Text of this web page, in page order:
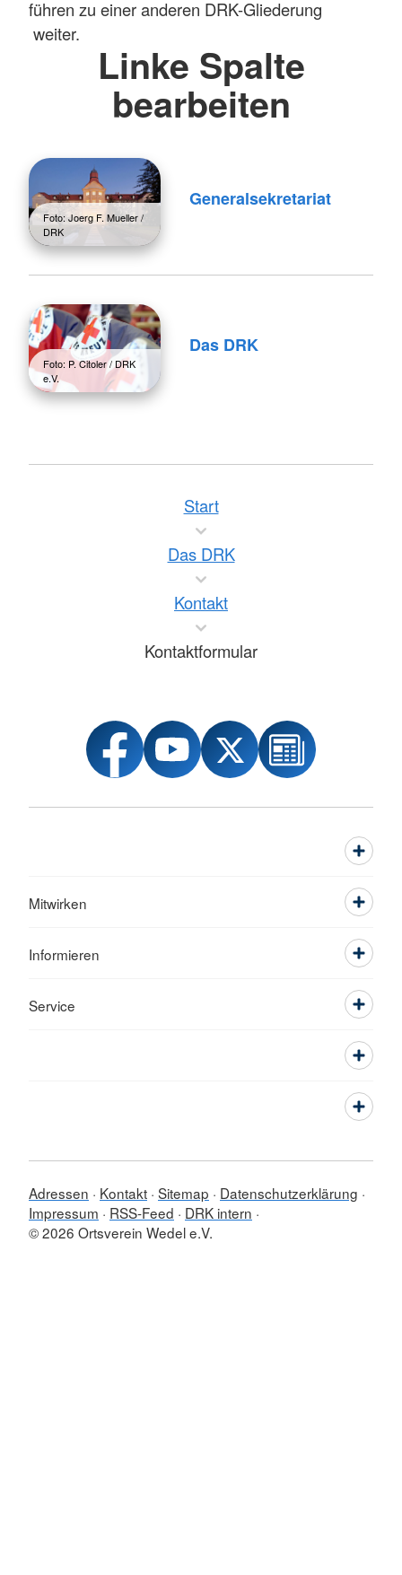
führen zu einer anderen DRK-Gliederung
weiter.
Linke Spalte
bearbeiten
Foto: Joerg F. Mueller /
DRK
Generalsekretariat
Foto: P. Citoler / DRK
e.V.
Das DRK
Start
Das DRK
Kontakt
Kontaktformular
Mitwirken
Informieren
Service
Adressen Kontakt Sitemap
Datenschutzerklärung
Impressum
RSS-Feed
DRK intern
© 2026 Ortsverein Wedel e.V.